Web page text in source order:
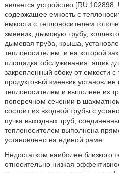
является устройство [RU
содержащее емкость с
емкости с теплоносителем
змеевик, дымовую трубу,
дымовая труба, крыша,
теплоносителем, и на которой
площадка обслуживания, ящик
закрепленный сбоку от емкости
продуктовый змеевик
теплоносителем и выполнен из
поперечном сечении в
состоит из входной трубы с
пучка выходных труб,
теплоносителем выполнена
установлено на единой раме.
Недостатком наиболее близкого
относительно низкая